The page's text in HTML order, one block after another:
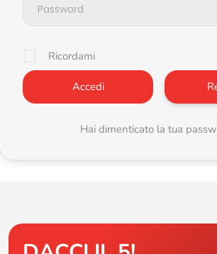
Ricordami
Hai dimenticato la tua